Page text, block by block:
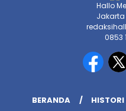
Hallo
0853
BERANDA